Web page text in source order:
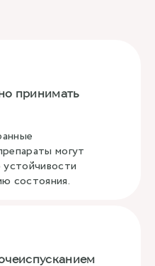
принимать
могут
состояния.